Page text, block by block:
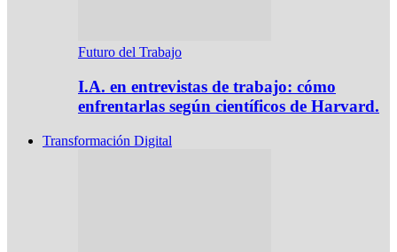
Futuro del Trabajo
I.A. en entrevistas de trabajo: cómo
enfrentarlas según científicos de Harvard.
Transformación Digital